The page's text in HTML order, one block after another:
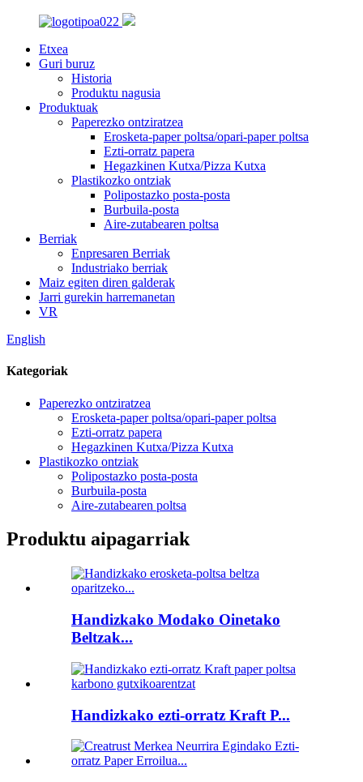
Etxea
Guri buruz
Historia
Produktu nagusia
Produktuak
Paperezko ontziratzea
Erosketa-paper poltsa/opari-paper poltsa
Ezti-orratz papera
Hegazkinen Kutxa/Pizza Kutxa
Plastikozko ontziak
Polipostazko posta-posta
Burbuila-posta
Aire-zutabearen poltsa
Berriak
Enpresaren Berriak
Industriako berriak
Maiz egiten diren galderak
Jarri gurekin harremanetan
VR
English
Kategoriak
Paperezko ontziratzea
Erosketa-paper poltsa/opari-paper poltsa
Ezti-orratz papera
Hegazkinen Kutxa/Pizza Kutxa
Plastikozko ontziak
Polipostazko posta-posta
Burbuila-posta
Aire-zutabearen poltsa
Produktu aipagarriak
Handizkako Modako Oinetako
Beltzak...
Handizkako ezti-orratz Kraft P...